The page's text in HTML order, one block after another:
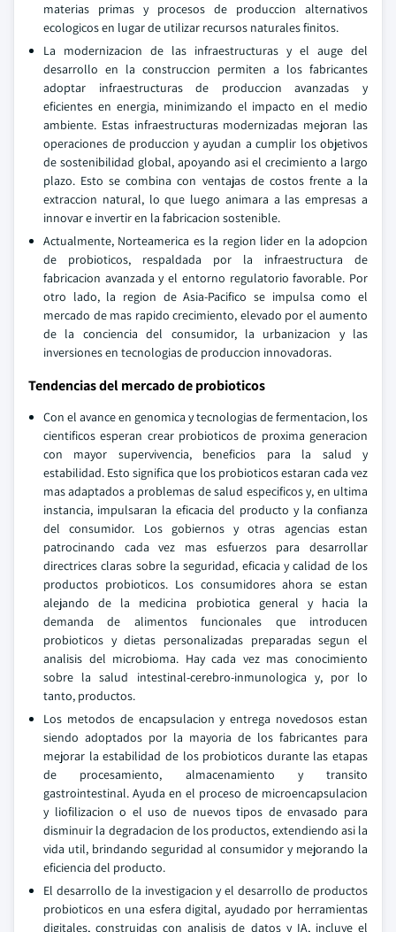
materias primas y procesos de produccion alternativos
ecologicos en lugar de utilizar recursos naturales finitos.
La modernizacion de las infraestructuras y el auge del
desarrollo en la construccion permiten a los fabricantes
adoptar infraestructuras de produccion avanzadas y
eficientes en energia, minimizando el impacto en el medio
ambiente. Estas infraestructuras modernizadas mejoran las
operaciones de produccion y ayudan a cumplir los objetivos
de sostenibilidad global, apoyando asi el crecimiento a largo
plazo. Esto se combina con ventajas de costos frente a la
extraccion natural, lo que luego animara a las empresas a
innovar e invertir en la fabricacion sostenible.
Actualmente, Norteamerica es la region lider en la adopcion
de probioticos, respaldada por la infraestructura de
fabricacion avanzada y el entorno regulatorio favorable. Por
otro lado, la region de Asia-Pacifico se impulsa como el
mercado de mas rapido crecimiento, elevado por el aumento
de la conciencia del consumidor, la urbanizacion y las
inversiones en tecnologias de produccion innovadoras.
Tendencias del mercado de probioticos
Con el avance en genomica y tecnologias de fermentacion, los
cientificos esperan crear probioticos de proxima generacion
con mayor supervivencia, beneficios para la salud y
estabilidad. Esto significa que los probioticos estaran cada vez
mas adaptados a problemas de salud especificos y, en ultima
instancia, impulsaran la eficacia del producto y la confianza
del consumidor. Los gobiernos y otras agencias estan
patrocinando cada vez mas esfuerzos para desarrollar
directrices claras sobre la seguridad, eficacia y calidad de los
productos probioticos. Los consumidores ahora se estan
alejando de la medicina probiotica general y hacia la
demanda de alimentos funcionales que introducen
probioticos y dietas personalizadas preparadas segun el
analisis del microbioma. Hay cada vez mas conocimiento
sobre la salud intestinal-cerebro-inmunologica y, por lo
tanto, productos.
Los metodos de encapsulacion y entrega novedosos estan
siendo adoptados por la mayoria de los fabricantes para
mejorar la estabilidad de los probioticos durante las etapas
de procesamiento, almacenamiento y transito
gastrointestinal. Ayuda en el proceso de microencapsulacion
y liofilizacion o el uso de nuevos tipos de envasado para
disminuir la degradacion de los productos, extendiendo asi la
vida util, brindando seguridad al consumidor y mejorando la
eficiencia del producto.
El desarrollo de la investigacion y el desarrollo de productos
probioticos en una esfera digital, ayudado por herramientas
digitales, construidas con analisis de datos y IA, incluye el